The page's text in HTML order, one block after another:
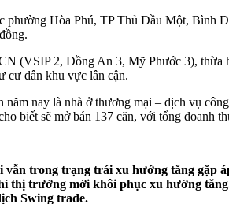
phường Hòa Phú, TP Thủ Dầu Một,
(VSIP 2, Đồng An 3, Mỹ Phước 3), thừa
cư dân khu vực lân cận.
nay là nhà ở thương mại – dịch vụ
biết sẽ mở bán 137 căn, với tổng doanh
trong trạng trái xu hướng tăng gặp
trường mới khôi phục xu hướng
Swing trade.